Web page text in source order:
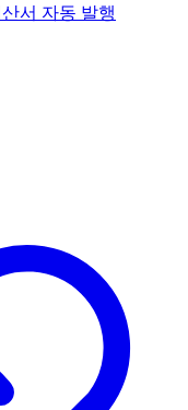
서 자동 발행